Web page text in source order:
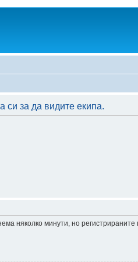
си за да видите екипа.
няколко минути, но